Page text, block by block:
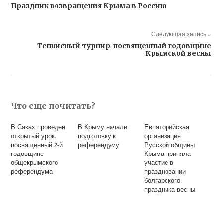
Праздник возвращения Крыма в Россию
Следующая запись »
Теннисный турнир, посвященный годовщине
Крымской весны
Что еще почитать?
В Саках проведен
открытый урок,
посвященный 2-й
годовщине
общекрымского
референдума
В Крыму начали
подготовку к
референдуму
Евпаторийская
организация
Русской общины
Крыма приняла
участие в
праздновании
болгарского
праздника весны